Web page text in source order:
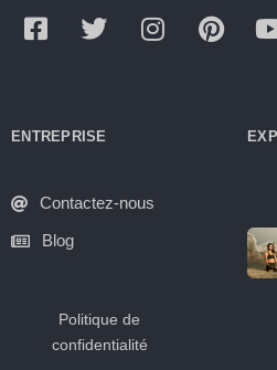
ENTREPRISE
Contactez-nous
Blog
Politique de
confidentialité